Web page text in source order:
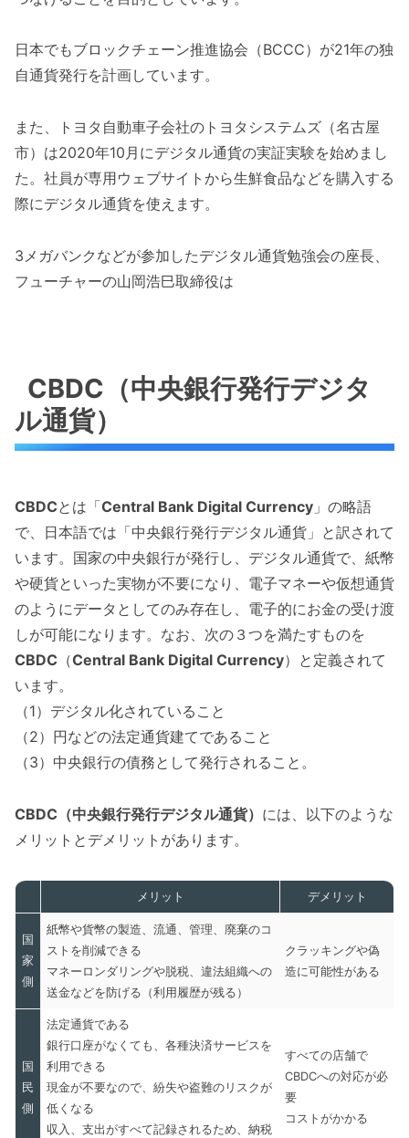
日本でもブロックチェーン推進協会（BCCC）が21年の独
自通貨発行を計画しています。
また、トヨタ自動車子会社のトヨタシステムズ（名古屋
市）は2020年10月にデジタル通貨の実証実験を始めまし
た。社員が専用ウェブサイトから生鮮食品などを購入する
際にデジタル通貨を使えます。
3メガバンクなどが参加したデジタル通貨勉強会の座長、
フューチャーの山岡浩巳取締役は
CBDC（中央銀行発行デジタ
ル通貨）
CBDCとは「Central Bank Digital Currency 」の略語
で、日本語では「中央銀行発行デジタル通貨」と訳されて
います。国家の中央銀行が発行し、デジタル通貨で、紙幣
や硬貨といった実物が不要になり、電子マネーや仮想通貨
のようにデータとしてのみ存在し、電子的にお金の受け渡
しが可能になります。なお、次の３つを満たすものを
CBDC （Central Bank Digital Currency）と定義されて
います。
（1）デジタル化されていること
（2）円などの法定通貨建てであること
（3）中央銀行の債務として発行されること。
CBDC（中央銀行発行デジタル通貨） には、以下のような
メリットとデメリットがあります。
メリット デメリット
国
家
側
紙幣や貨幣の製造、流通、管理、廃棄のコ
ストを削減できる
マネーロンダリングや脱税、違法組織への
送金などを防げる（利用履歴が残る）
クラッキングや偽
造に可能性がある
国
民
側
法定通貨である
銀行口座がなくても、各種決済サービスを
利用できる
現金が不要なので、紛失や盗難のリスクが
低くなる
収入、支出がすべて記録されるため、納税
すべての店舗で
CBDCへの対応が必
要
コストがかかる